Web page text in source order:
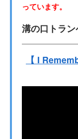
っています。
溝の口トラ
【 I